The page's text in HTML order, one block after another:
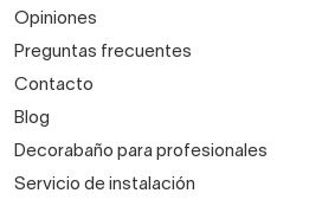
Opiniones
Preguntas frecuentes
Contacto
Blog
Decorabaño para profesionales
Servicio de instalación